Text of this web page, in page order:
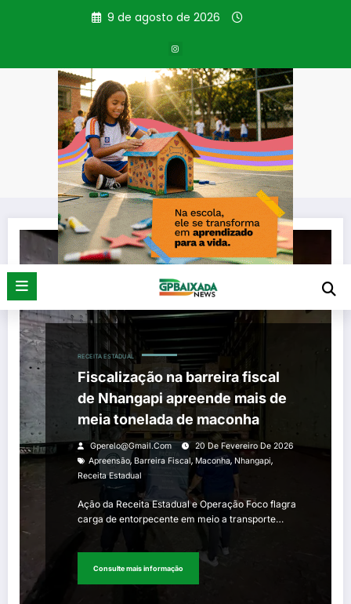
9 de agosto de 2026
Tag: Barreira Fiscal
Página inicial Barreira Fiscal
RECEITA ESTADUAL
Fiscalização na barreira fiscal
de Nhangapi apreende mais de
meia tonelada de maconha
Gperelo@gmail.com
20 De Fevereiro De 2026
Apreensão, Barreira Fiscal,Maconha, Nhangapi,
Receita Estadual
Ação da Receita Estadual e Operação Foco flagra
carga de entorpecente em meio a transporte…
Consulte mais informação